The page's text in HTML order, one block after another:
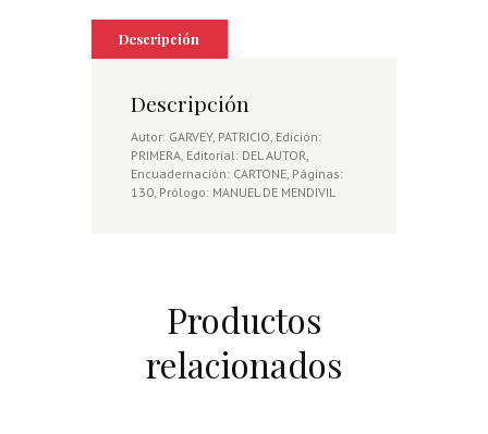
Descripción
Descripción
Autor: GARVEY, PATRICIO, Edición:
PRIMERA, Editorial: DEL AUTOR,
Encuadernación: CARTONE, Páginas:
130, Prólogo: MANUEL DE MENDIVIL
Productos
relacionados